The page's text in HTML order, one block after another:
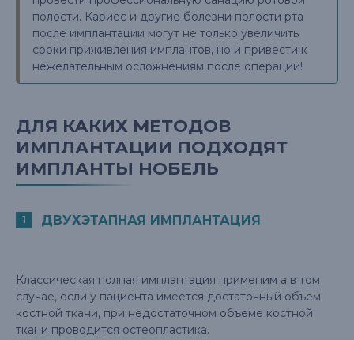
полости. Кариес и другие болезни полости рта
после имплантации могут не только увеличить
сроки приживления имплантов, но и привести к
нежелательным осложнениям после операции!
ДЛЯ КАКИХ МЕТОДОВ
ИМПЛАНТАЦИИ ПОДХОДЯТ
ИМПЛАНТЫ НОБЕЛЬ
ДВУХЭТАПНАЯ ИМПЛАНТАЦИЯ
Классическая полная имплантация применим а в том
случае, если у пациента имеется достаточный объем
костной ткани, при недостаточном объеме костной
ткани проводится остеопластика.